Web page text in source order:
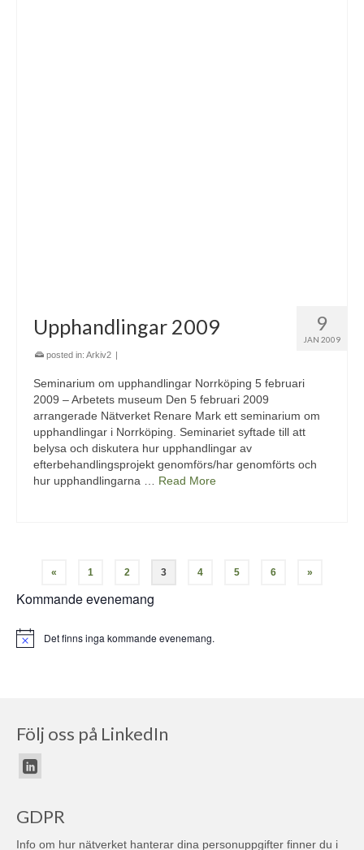
9
JAN 2009
Upphandlingar 2009
posted in: Arkiv2 |
Seminarium om upphandlingar Norrköping 5 februari
2009 – Arbetets museum Den 5 februari 2009
arrangerade Nätverket Renare Mark ett seminarium om
upphandlingar i Norrköping. Seminariet syftade till att
belysa och diskutera hur upphandlingar av
efterbehandlingsprojekt genomförs/har genomförts och
hur upphandlingarna … Read More
« 1 2 3 4 5 6 »
Kommande evenemang
Notis Det finns inga kommande evenemang.
Följ oss på LinkedIn
GDPR
Info om hur nätverket hanterar dina personuppgifter finner du i